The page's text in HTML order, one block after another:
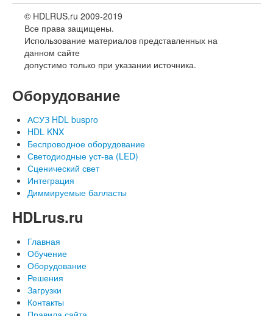
© HDLRUS.ru 2009-2019
Все права защищены.
Использование материалов представленных на
данном сайте
допустимо только при указании источника.
Оборудование
АСУЗ HDL buspro
HDL KNX
Беспроводное оборудование
Светодиодные уст-ва (LED)
Сценический свет
Интеграция
Диммируемые балласты
HDLrus.ru
Главная
Обучение
Оборудование
Решения
Загрузки
Контакты